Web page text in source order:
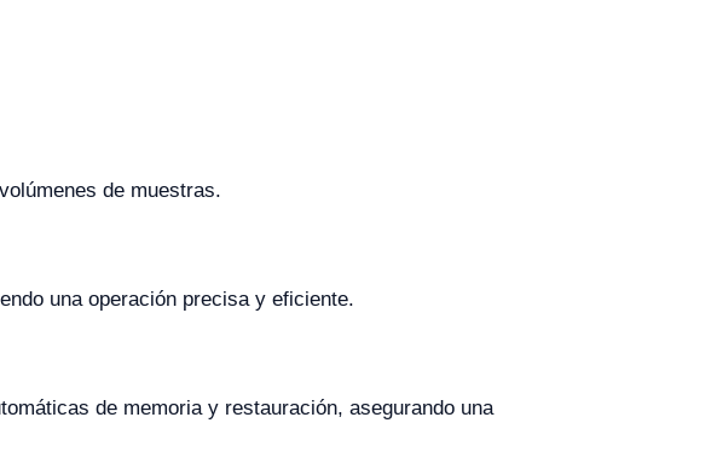
de muestras.
una operación precisa y eficiente.
de memoria y restauración, asegurando una